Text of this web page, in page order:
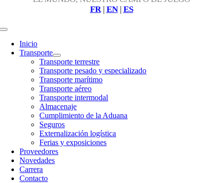
FR| EN| ES
Toggle
Navigation
Inicio
Transporte
Transporte terrestre
Transporte pesado y especializado
Transporte marítimo
Transporte aéreo
Transporte intermodal
Almacenaje
Cumplimiento de la Aduana
Seguros
Externalización logística
Ferias y exposiciones
Proveedores
Novedades
Carrera
Contacto